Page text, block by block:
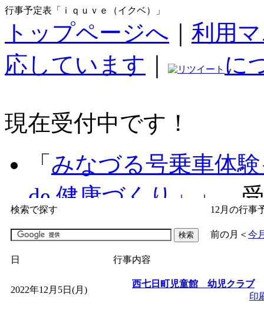
行事予定表「ｉｑｕｖｅ（イクベ）」
トップページへ
利用
応しています
に
現在受付中です！
「 みなづる号乗車体
de 健康づくり」
」 受
「子育て交流広場「
間：2026/07/09～
「皆鶴姫のこびる塾
検索で探す 12月の行事
前の月 ＜ 今
日 行事内容
2022年12月5日(月)
西七日町児童館 幼児クラブ
印